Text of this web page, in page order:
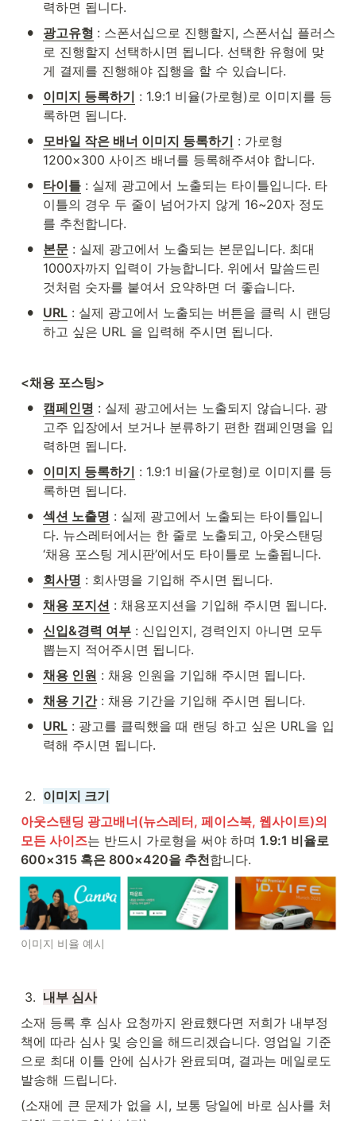
력하면 됩니다.
• 광고유형 : 스폰서십으로 진행할지, 스폰서십 플러스
로 진행할지 선택하시면 됩니다. 선택한 유형에 맞
게 결제를 진행해야 집행을 할 수 있습니다.
• 이미지 등록하기 : 1.9:1 비율(가로형)로 이미지를 등
록하면 됩니다.
• 모바일 작은 배너 이미지 등록하기 : 가로형
1200×300 사이즈 배너를 등록해주셔야 합니다.
• 타이틀 : 실제 광고에서 노출되는 타이틀입니다. 타
이틀의 경우 두 줄이 넘어가지 않게 16~20자 정도
를 추천합니다.
• 본문 : 실제 광고에서 노출되는 본문입니다. 최대
1000자까지 입력이 가능합니다. 위에서 말씀드린
것처럼 숫자를 붙여서 요약하면 더 좋습니다.
• URL : 실제 광고에서 노출되는 버튼을 클릭 시 랜딩
하고 싶은 URL 을 입력해 주시면 됩니다.
<채용 포스팅>
• 캠페인명 : 실제 광고에서는 노출되지 않습니다. 광
고주 입장에서 보거나 분류하기 편한 캠페인명을 입
력하면 됩니다.
• 이미지 등록하기 : 1.9:1 비율(가로형)로 이미지를 등
록하면 됩니다.
• 섹션 노출명 : 실제 광고에서 노출되는 타이틀입니
다. 뉴스레터에서는 한 줄로 노출되고, 아웃스탠딩
‘채용 포스팅 게시판’에서도 타이틀로 노출됩니다.
• 회사명 : 회사명을 기입해 주시면 됩니다.
• 채용 포지션 : 채용포지션을 기입해 주시면 됩니다.
• 신입&경력 여부 : 신입인지, 경력인지 아니면 모두
뽑는지 적어주시면 됩니다.
• 채용 인원 : 채용 인원을 기입해 주시면 됩니다.
• 채용 기간 : 채용 기간을 기입해 주시면 됩니다.
• URL : 광고를 클릭했을 때 랜딩 하고 싶은 URL을 입
력해 주시면 됩니다.
2. 이미지 크기
아웃스탠딩 광고배너(뉴스레터, 페이스북, 웹사이트)의
모든 사이즈는 반드시 가로형을 써야 하며 1.9:1 비율로
600×315 혹은 800×420을 추천합니다.
이미지 비율 예시
3. 내부 심사
소재 등록 후 심사 요청까지 완료했다면 저희가 내부정
책에 따라 심사 및 승인을 해드리겠습니다. 영업일 기준
으로 최대 이틀 안에 심사가 완료되며, 결과는 메일로도
발송해 드립니다.
(소재에 큰 문제가 없을 시, 보통 당일에 바로 심사를 처